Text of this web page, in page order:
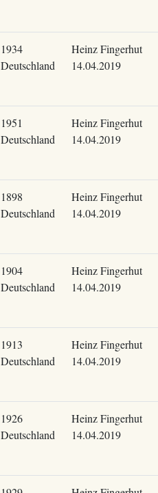
1934
Deutschland
Heinz Fingerhut
14.04.2019
1951
Deutschland
Heinz Fingerhut
14.04.2019
1898
Deutschland
Heinz Fingerhut
14.04.2019
1904
Deutschland
Heinz Fingerhut
14.04.2019
1913
Deutschland
Heinz Fingerhut
14.04.2019
1926
Deutschland
Heinz Fingerhut
14.04.2019